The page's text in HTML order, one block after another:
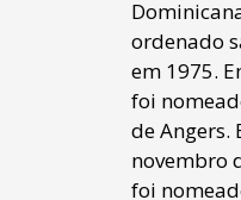
ordenado
em 1975.
foi
de Angers.
novembro
foi